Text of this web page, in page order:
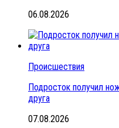
06.08.2026
Происшествия
Подросток получил
друга
07.08.2026